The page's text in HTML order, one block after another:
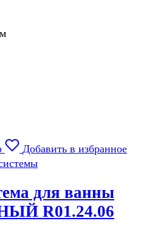
Добавить в избранное
для ванны
R01.24.06